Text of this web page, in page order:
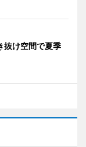
抜け空間で夏季